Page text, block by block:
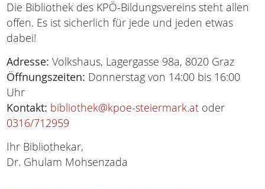
Die Bibliothek des KPÖ-Bildungsvereins steht allen
offen. Es ist sicherlich für jede und jeden etwas
dabei!
Adresse: Volkshaus, Lagergasse 98a, 8020 Graz
Öffnungszeiten: Donnerstag von 14:00 bis 16:00
Uhr
Kontakt: bibliothek@kpoe-steiermark.atoder
0316/712959
Ihr Bibliothekar,
Dr. Ghulam Mohsenzada